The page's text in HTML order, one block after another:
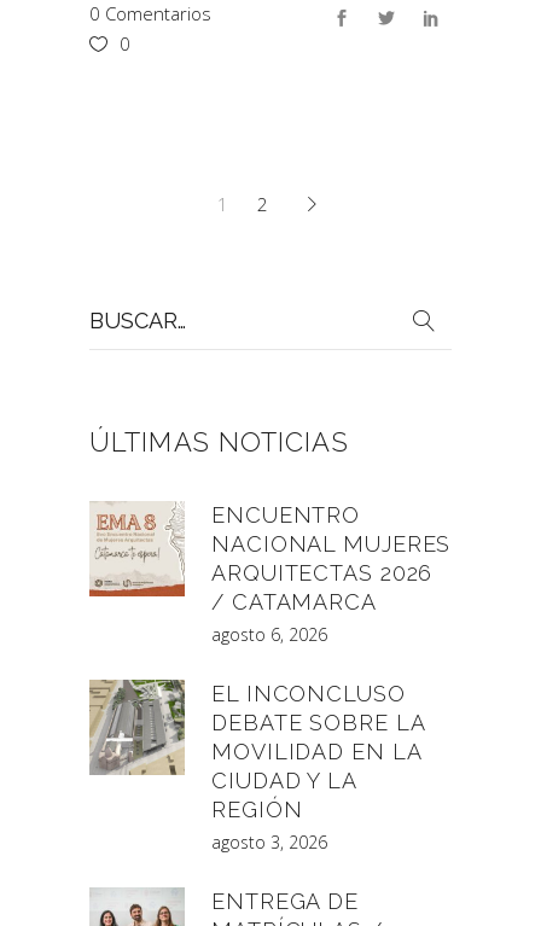
0 Comentarios
0
1 2
por:
ÚLTIMAS NOTICIAS
ENCUENTRO
NACIONAL MUJERES
ARQUITECTAS 2026
/ CATAMARCA
agosto 6, 2026
EL INCONCLUSO
DEBATE SOBRE LA
MOVILIDAD EN LA
CIUDAD Y LA
REGIÓN
agosto 3, 2026
ENTREGA DE